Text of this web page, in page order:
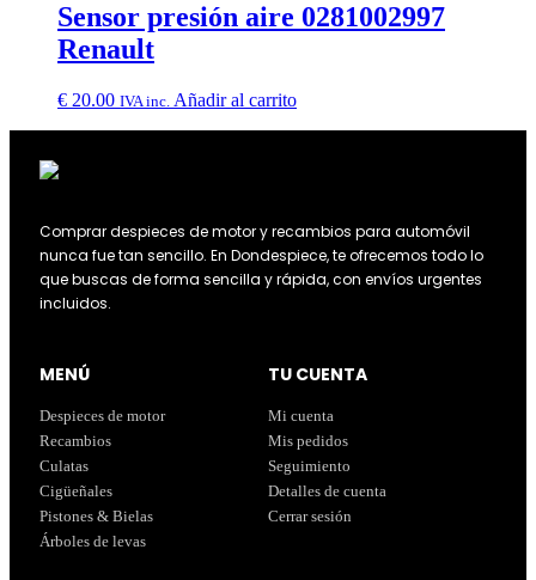
Sensor presión aire 0281002997
Renault
€ 20.00 IVA inc. Añadir al carrito
Comprar despieces de motor y recambios para automóvil
nunca fue tan sencillo. En Dondespiece, te ofrecemos todo lo
que buscas de forma sencilla y rápida, con envíos urgentes
incluidos.
MENÚ
Despieces de motor
Recambios
Culatas
Cigüeñales
Pistones & Bielas
Árboles de levas
TU CUENTA
Mi cuenta
Mis pedidos
Seguimiento
Detalles de cuenta
Cerrar sesión